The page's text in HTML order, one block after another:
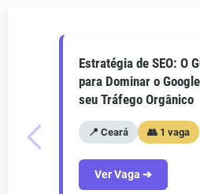
Estratégia de SEO: O
para Dominar o
seu Tráfego Orgânico
📍 Ceará 👥 1 vaga
Ver Vaga ➔